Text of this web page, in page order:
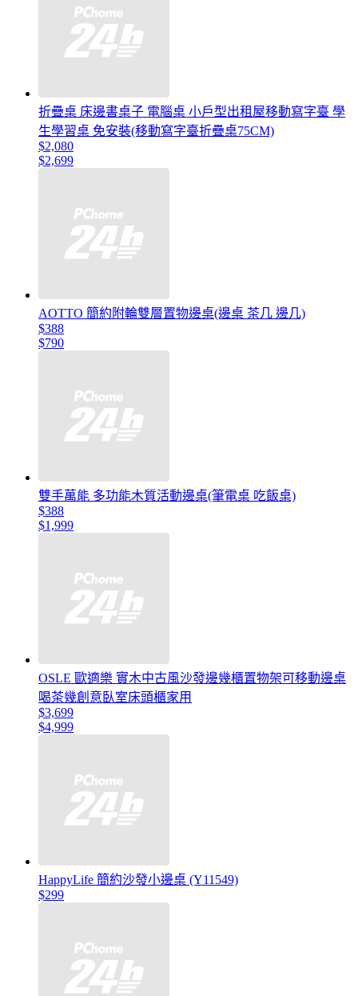
折疊桌 床邊書桌子 電腦桌 小戶型出租屋移動寫字臺 學
生學習桌 免安裝(移動寫字臺折疊桌75CM)
$2,080
$2,699
AOTTO 簡約附輪雙層置物邊桌(邊桌 茶几 邊几)
$388
$790
雙手萬能 多功能木質活動邊桌(筆電桌 吃飯桌)
$388
$1,999
OSLE 歐適樂 實木中古風沙發邊幾櫃置物架可移動邊桌
喝茶幾創意臥室床頭櫃家用
$3,699
$4,999
HappyLife 簡約沙發小邊桌 (Y11549)
$299